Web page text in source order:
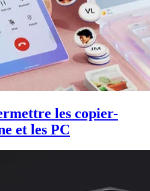
les copier-
et les PC